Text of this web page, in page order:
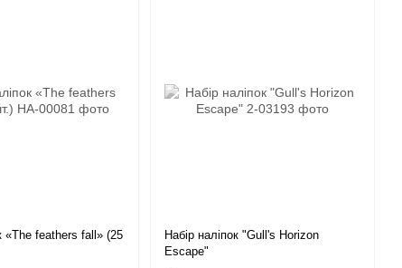
«The feathers fall» (25
Набір наліпок "Gull's Horizon
Escape"